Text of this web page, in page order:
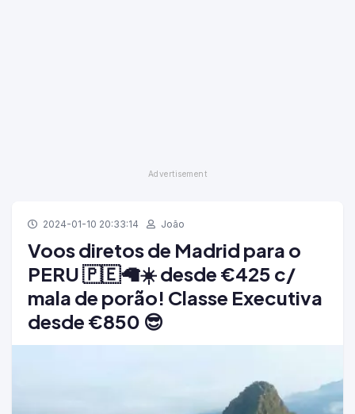
2024-01-10 20:33:14 João
Voos diretos de Madrid para o
PERU 🇵🇪🦙☀️ desde €425 c/
mala de porão! Classe Executiva
desde €850 😎